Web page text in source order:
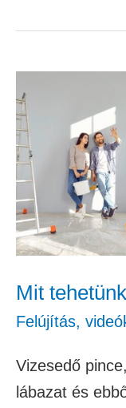
Mit
Felújítás,
Vizesedő
lábazat és
tehetünk,
ha
vizesedik
ház?